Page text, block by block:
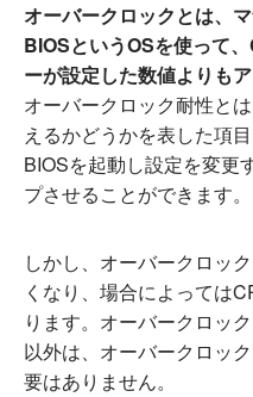
オーバークロックとは、
BIOSというOSを使って
ーが設定した数値よりも
オーバークロック耐性と
えるかどうかを表した項
BIOSを起動し設定を変更
プさせることができます。
しかし、オーバークロッ
くなり、場合によっては
ります。オーバークロッ
以外は、オーバークロッ
要はありません。